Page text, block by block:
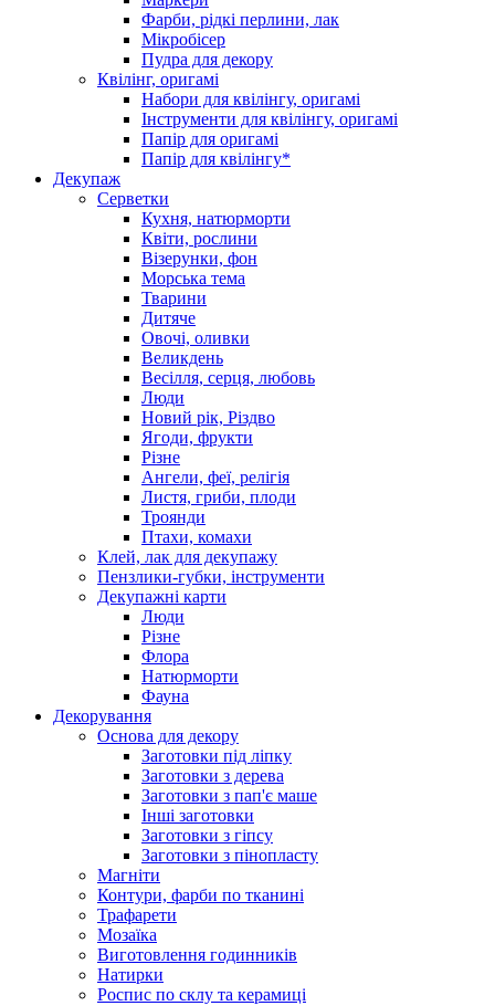
Фарби, рідкі перлини, лак
Мікробісер
Пудра для декору
Квілінг, оригамі
Набори для квілінгу, оригамі
Інструменти для квілінгу, оригамі
Папір для оригамі
Папір для квілінгу*
Декупаж
Серветки
Кухня, натюрморти
Квіти, рослини
Візерунки, фон
Морська тема
Тварини
Дитяче
Овочі, оливки
Великдень
Весілля, серця, любовь
Люди
Новий рік, Різдво
Ягоди, фрукти
Різне
Ангели, феї, релігія
Листя, гриби, плоди
Троянди
Птахи, комахи
Клей, лак для декупажу
Пензлики-губки, інструменти
Декупажні карти
Люди
Різне
Флора
Натюрморти
Фауна
Декорування
Основа для декору
Заготовки під ліпку
Заготовки з дерева
Заготовки з пап'є маше
Інші заготовки
Заготовки з гіпсу
Заготовки з пінопласту
Магніти
Контури, фарби по тканині
Трафарети
Мозаїка
Виготовлення годинників
Натирки
Роспис по склу та керамиці